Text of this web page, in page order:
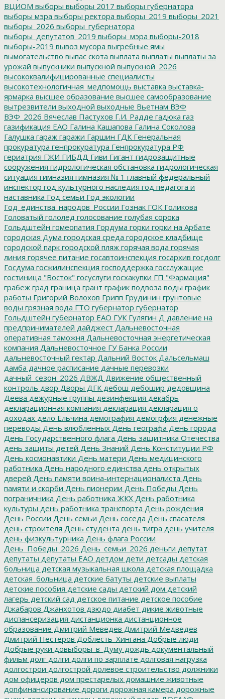
ВЦИОМ выборы выборы 2017 выборы губернатора
выборы мэра выборы ректора выборы_2019 выборы_2021
выборы_2026 выборы_губернатора
выборы_депутатов_2019 выборы_мэра выборы-2018
выборы-2019 вывоз мусора выгребные ямы
вымогательство выпас скота выплата выплаты выплаты за
урожай выпускники выпускной выпускной_2026
высококвалифицированные специалисты
высокотехнологичная_медпомощь выставка выставка-
ярмарка высшее образование высшее самообразование
вытрезвители выходной выходные Вьетнам ВЭФ
ВЭФ_2026 Вячеслав Пастухов Г.И. Радде гадюка газ
газификация ЕАО Галина Кашапова Галина Соколова
Галушка гараж гаражи Гаршин ГДК Генеральная
прокуратура генпрокуратура Генпрокуратура РФ
гериатрия ГЖИ ГИБДД Гиви Гигант гидрозащитные
сооружения гидрологическая обстановка гидрологическая
ситуация гимназия гимназия № 1 главный федеральный
инспектор год культурного наследия год педагога и
наставника Год семьи Год экологии
Год_единства_народов_России Гознак ГОК Голикова
Головатый гололед голосование голубая сорока
Гольдштейн гомеопатия Гордума горки горки на Арбате
городская Дума городская среда городское кладбище
городской парк городской пляж горячая вода горячая
линия горячее питание госавтоинспекция госархив госдолг
Госдума госжилинспекция господдержка госслужащие
гостиница "Восток" госуслуги госхакупки ГП "Фармация"
грабеж град граница грант график подвоза воды график
работы Григорий Волохов Грипп Грудинин грунтовые
воды грязная вода ГТО губернатор губернатор
Гольдштейн губернатор ЕАО ГУК Гулягин Д давление на
предпринимателей дайджест Дальневосточная
оперативная таможня Дальневосточная энергетическая
компания Дальневосточное ГУ Банка России
дальневосточный гектар Дальний Восток Дальсельмаш
дамба дачное расписание дачные перевозки
дачный_сезон_2026 ДВЖД Движение общественный
контроль двор Дворы ДГК дебош дебошир дедовщина
Деева дежурные группы дезинфекция декабрь
декларационная компания декларация декларация о
доходах дело Ельчина демография демогрфия денежные
переводы День влюбленных День географа День города
День Государственного флага День защитника Отечества
день защиты детей День Знаний День Конституции РФ
День космонавтики День матери День медицинского
работника День народного единства день открытых
дверей День памяти воина-интернационалиста День
памяти и скорби День пионерии День Победы День
пограничника День работника ЖКХ День работника
культуры день работника транспорта День рождения
День России День семьи День соседа День спасателя
день строителя День студента день тигра день учителя
день физкультурника День флага России
День_Победы_2026 День_семьи_2026 деньги депутат
депутаты депутаты ЕАО детдом дети детсады детская
больница детская музыкальная школа детская площадка
детская_больница детские батуты детские выплаты
детские пособия детские сады детский дом детский
лагерь детский сад детское питание детское пособие
Джабаров Джанхотов дзюдо диабет дикие животные
диспансеризация дистанционка дистанционное
образование Дмитрий Меведев Дмитрий Медведев
Дмитрий Нестеров Доблесть_Хингана Добрые люди
Добрые руки довыборы_в_Думу дождь документальный
фильм долг долги долги по зарплате долговая нагрузка
долгострои долгострой долевое строительство должники
дом офицеров дом престарелых домашние животные
допфинансирование дороги дорожная камера дорожные